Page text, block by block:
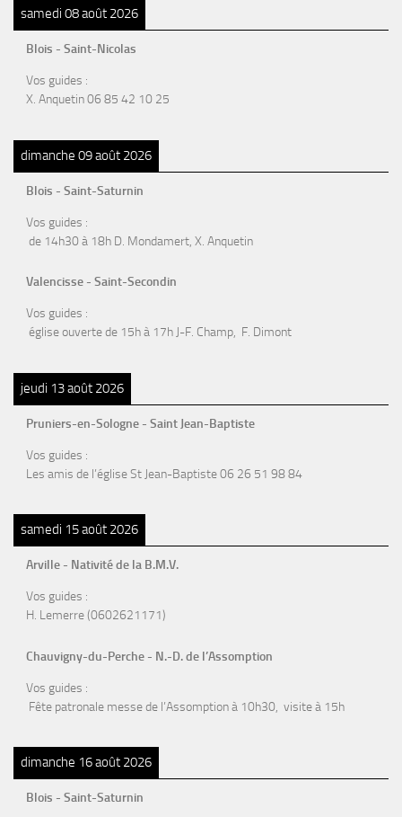
samedi 08 août 2026
Blois - Saint-Nicolas
Vos guides :
X. Anquetin 06 85 42 10 25
dimanche 09 août 2026
Blois - Saint-Saturnin
Vos guides :
de 14h30 à 18h D. Mondamert, X. Anquetin
Valencisse - Saint-Secondin
Vos guides :
église ouverte de 15h à 17h J-F. Champ, F. Dimont
jeudi 13 août 2026
Pruniers-en-Sologne - Saint Jean-Baptiste
Vos guides :
Les amis de l’église St Jean-Baptiste 06 26 51 98 84
samedi 15 août 2026
Arville - Nativité de la B.M.V.
Vos guides :
H. Lemerre (0602621171)
Chauvigny-du-Perche - N.-D. de l’Assomption
Vos guides :
Fête patronale messe de l’Assomption à 10h30, visite à 15h
dimanche 16 août 2026
Blois - Saint-Saturnin